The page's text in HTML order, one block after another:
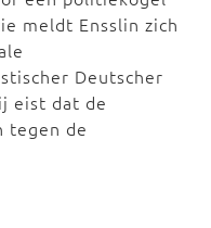
meldt Ensslin zich
Deutscher
eist dat de
tegen de